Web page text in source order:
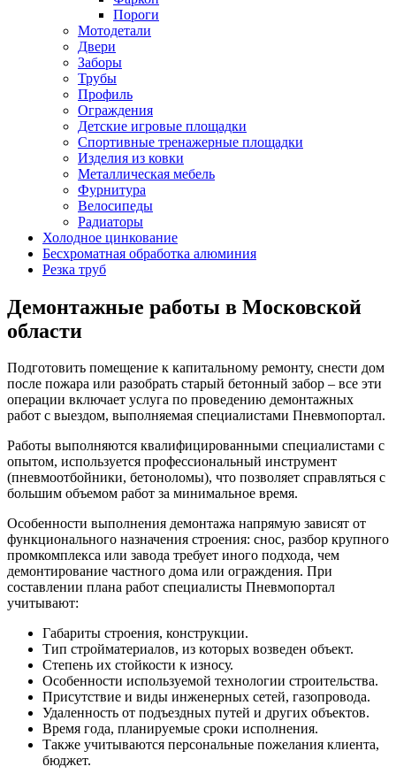
Пороги
Мотодетали
Двери
Заборы
Трубы
Профиль
Ограждения
Детские игровые площадки
Спортивные тренажерные площадки
Изделия из ковки
Металлическая мебель
Фурнитура
Велосипеды
Радиаторы
Холодное цинкование
Бесхроматная обработка алюминия
Резка труб
Демонтажные работы в Московской
области
Подготовить помещение к капитальному ремонту, снести дом
после пожара или разобрать старый бетонный забор – все эти
операции включает услуга по проведению демонтажных
работ с выездом, выполняемая специалистами Пневмопортал.
Работы выполняются квалифицированными специалистами с
опытом, используется профессиональный инструмент
(пневмоотбойники, бетоноломы), что позволяет справляться с
большим объемом работ за минимальное время.
Особенности выполнения демонтажа напрямую зависят от
функционального назначения строения: снос, разбор крупного
промкомплекса или завода требует иного подхода, чем
демонтирование частного дома или ограждения. При
составлении плана работ специалисты Пневмопортал
учитывают:
Габариты строения, конструкции.
Тип стройматериалов, из которых возведен объект.
Степень их стойкости к износу.
Особенности используемой технологии строительства.
Присутствие и виды инженерных сетей, газопровода.
Удаленность от подъездных путей и других объектов.
Время года, планируемые сроки исполнения.
Также учитываются персональные пожелания клиента,
бюджет.